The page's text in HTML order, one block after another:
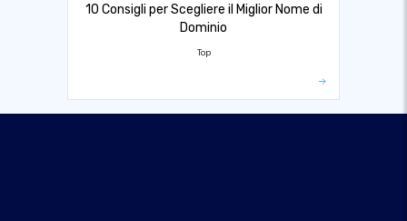
10 Consigli per Scegliere il Miglior Nome di
Dominio
Top